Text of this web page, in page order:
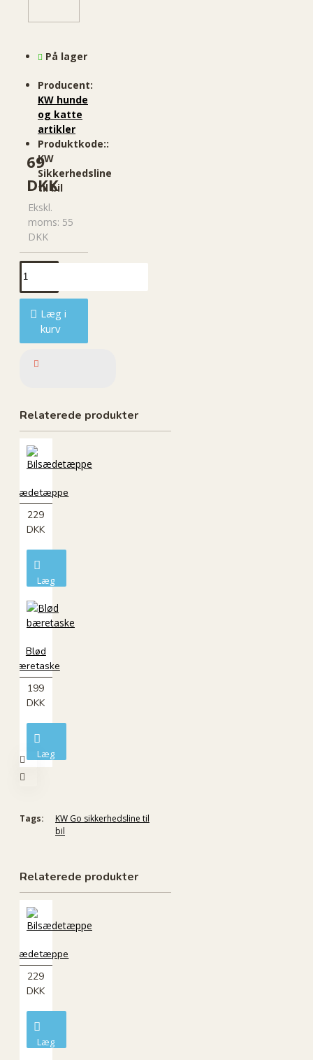
69
DKK
Ekskl.
moms: 55
DKK
På lager
Producent:
KW hunde
og katte
artikler
Produktkode::
KW
Sikkerhedsline
til bil
Læg i
kurv
Relaterede produkter
Bilsædetæppe
229
DKK
Læg
kurv
Blød
bæretaske
199
DKK
Læg
i
Tags:
KW Go sikkerhedsline til
bil
Relaterede produkter
Bilsædetæppe
229
DKK
Læg